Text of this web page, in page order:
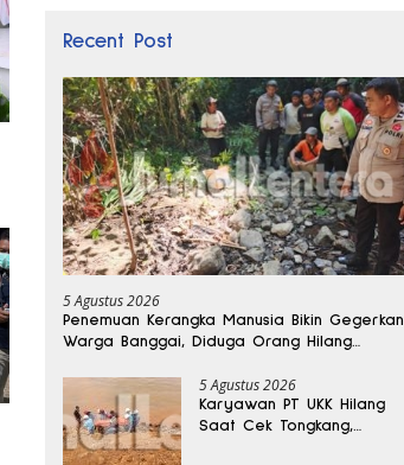
Recent Post
5 Agustus 2026
Penemuan Kerangka Manusia Bikin Gegerkan
Warga Banggai, Diduga Orang Hilang
5 Agustus 2026
Karyawan PT UKK Hilang
Saat Cek Tongkang,